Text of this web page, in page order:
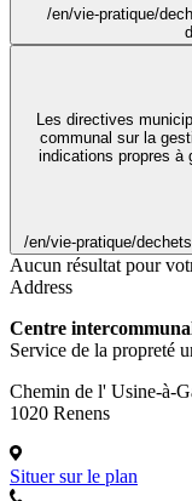
/en/vie-pratique/
Les directives
communal sur la
indications propres à
/en/vie-pratique/
Aucun résultat pour
Address
Centre
Service de la propreté
Chemin de l' Usine-à-
1020 Renens
Situer sur le plan